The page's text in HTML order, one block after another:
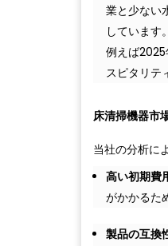
業と少ない
しています
例えば2025
スピタリテ
床清掃機器市
当社の分析に
高い初期費
がかかるた
製品の互換